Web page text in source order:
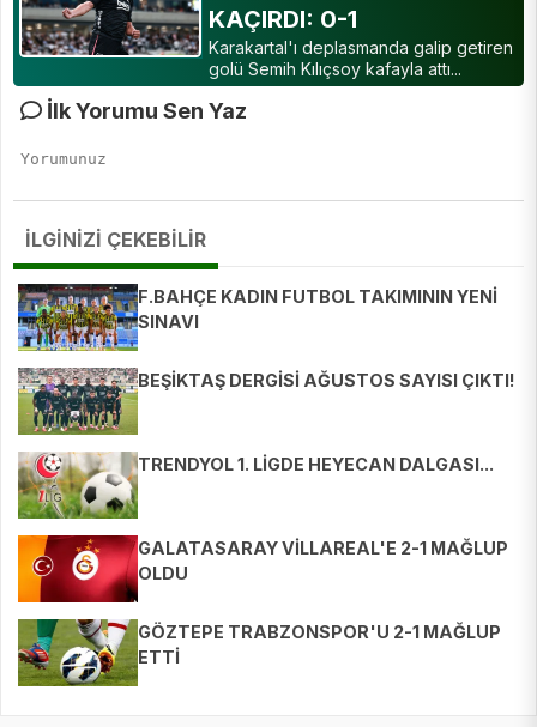
KAÇIRDI: 0-1
Karakartal'ı deplasmanda galip getiren
golü Semih Kılıçsoy kafayla attı...
İlk Yorumu Sen Yaz
İLGİNİZİ ÇEKEBİLİR
F.BAHÇE KADIN FUTBOL TAKIMININ YENİ
SINAVI
BEŞİKTAŞ DERGİSİ AĞUSTOS SAYISI ÇIKTI!
TRENDYOL 1. LİGDE HEYECAN DALGASI...
GALATASARAY VİLLAREAL'E 2-1 MAĞLUP
OLDU
GÖZTEPE TRABZONSPOR'U 2-1 MAĞLUP
ETTİ